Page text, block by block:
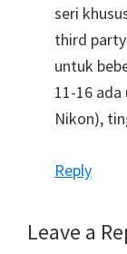
seri
third
untuk
11-16
Nikon),
Reply
Leave a